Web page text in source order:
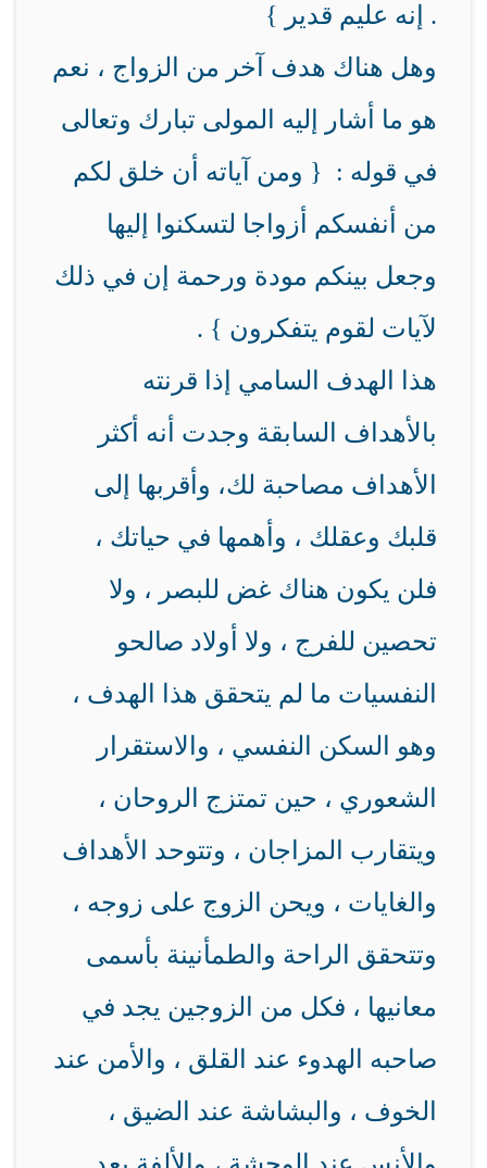
إنه عليم قدير } .
وهل هناك هدف آخر من الزواج ، نعم
هو ما أشار إليه المولى تبارك وتعالى
في قوله : { ومن آياته أن خلق لكم
من أنفسكم أزواجا لتسكنوا إليها
وجعل بينكم مودة ورحمة إن في ذلك
لآيات لقوم يتفكرون } .
هذا الهدف السامي إذا قرنته
بالأهداف السابقة وجدت أنه أكثر
الأهداف مصاحبة لك، وأقربها إلى
قلبك وعقلك ، وأهمها في حياتك ،
فلن يكون هناك غض للبصر ، ولا
تحصين للفرج ، ولا أولاد صالحو
النفسيات ما لم يتحقق هذا الهدف ،
وهو السكن النفسي ، والاستقرار
الشعوري ، حين تمتزج الروحان ،
ويتقارب المزاجان ، وتتوحد الأهداف
والغايات ، ويحن الزوج على زوجه ،
وتتحقق الراحة والطمأنينة بأسمى
معانيها ، فكل من الزوجين يجد في
صاحبه الهدوء عند القلق ، والأمن عند
الخوف ، والبشاشة عند الضيق ،